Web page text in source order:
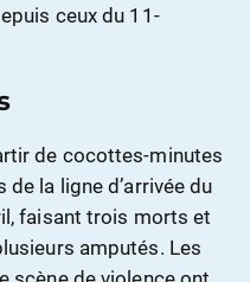
ceux du 11-
de cocottes-minutes
la ligne d’arrivée du
faisant trois morts et
amputés. Les